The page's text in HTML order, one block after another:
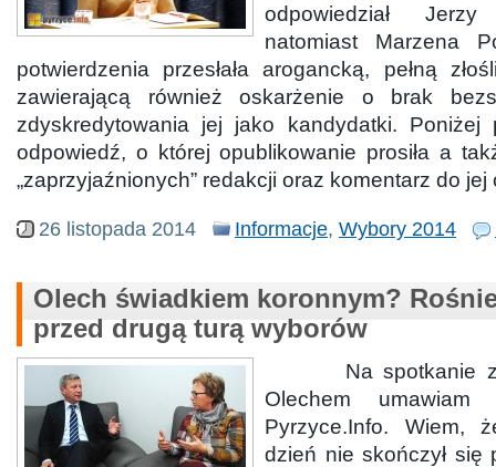
odpowiedział
natomiast Marzena
potwierdzenia przesłała arogancką, pełną
zawierającą również oskarżenie o brak
zdyskredytowania jej jako kandydatki. Poniżej
odpowiedź, o której opublikowanie prosiła a
„zaprzyjaźnionych” redakcji oraz komentarz do jej
26 listopada 2014 Informacje, Wybory 2014
Olech świadkiem koronnym?
przed drugą turą wyborów
Na spotkanie z
Olechem
Pyrzyce.Info. Wiem,
dzień nie skończył się